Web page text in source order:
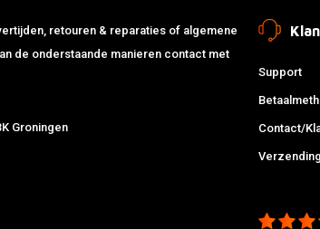
retouren & reparaties of algemene
de onderstaande manieren contact met
Groningen
Support
Contact/